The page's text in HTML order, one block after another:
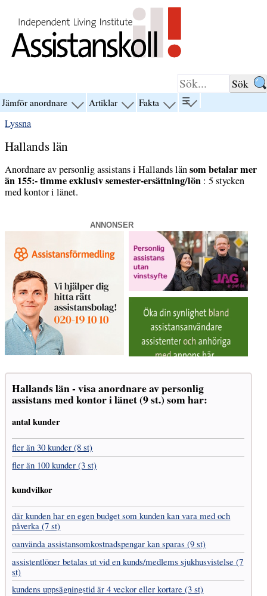
Jämför anordnare visa Artiklar visa Fakta visa
☰visa
menyn
Lyssna
Hallands län
Anordnare av personlig assistans i Hallands länsom betalar mer
än 155:- timme exklusiv semester-ersättning/lön : 5 stycken
med kontor i länet.
ANNONSER
Hallands län - visa anordnare av personlig
assistans med kontor i länet (9 st.) som har:
antal kunder
fler än 30 kunder (8 st)
fler än 100 kunder (3 st)
kundvilkor
där kunden har en egen budget som kunden kan vara med och
påverka (7 st)
oanvända assistans­omkostnads­pengar kan sparas (9 st)
assistent­löner betalas ut vid en kunds/medlems sjukhus­vistelse (7
st)
kundens uppsägnings­tid är 4 veckor eller kortare (3 st)